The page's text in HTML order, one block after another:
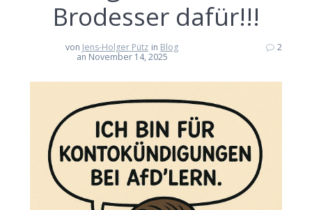
Brodesser dafür!!!
von Jens-Holger Pütz in Blog
an November 14, 2025
2